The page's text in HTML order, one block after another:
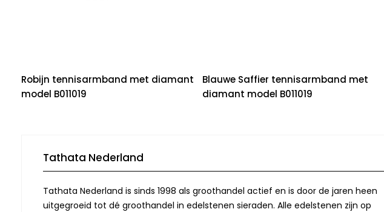
Robijn tennisarmband met diamant
model B011019
Blauwe Saffier tennisarmband met
diamant model B011019
Tathata Nederland
Tathata Nederland is sinds 1998 als groothandel actief en is door de jaren heen
uitgegroeid tot dé groothandel in edelstenen sieraden. Alle edelstenen zijn op